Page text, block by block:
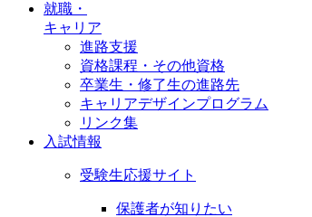
就職・
キャリア
進路支援
資格課程・その他資格
卒業生・修了生の進路先
キャリアデザインプログラム
リンク集
入試情報
受験生応援サイト
保護者が知りたい